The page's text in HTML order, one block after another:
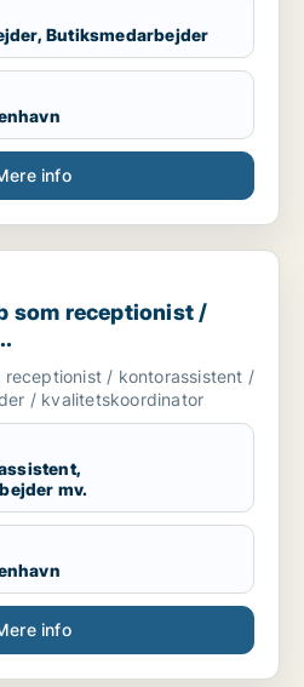
Butiksmedarbejder
info
receptionist / kontorassistent /
som receptionist /
/
receptionist / kontorassistent /
/ kvalitetskoordinator
mv.
info